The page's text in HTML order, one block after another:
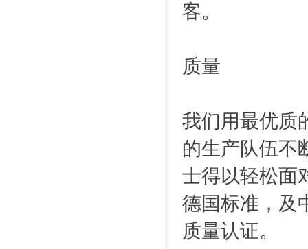
客。
质量
我们用最优质
的生产队伍不
士得以轻松面
德国标准，及
质量认证。